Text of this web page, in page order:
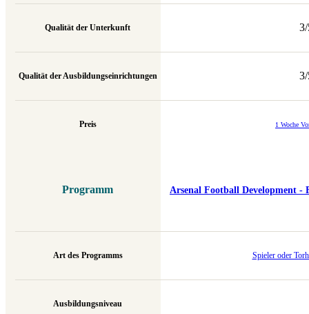
Qualität der Unterkunft
Qualität der Ausbildungseinrichtungen
Preis 1 Woche
Programm
Art des Programms
Ausbildungsniveau
Arsenal Football Development
Spieler oder